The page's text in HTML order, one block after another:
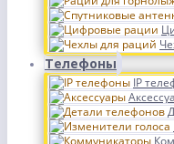
Телефоны
IP